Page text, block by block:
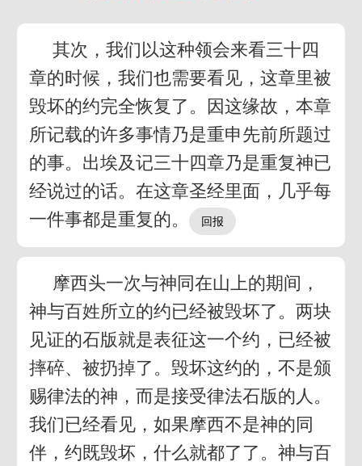
其次，我们以这种领会来看三十四
章的时候，我们也需要看见，这章里被
毁坏的约完全恢复了。因这缘故，本章
所记载的许多事情乃是重申先前所题过
的事。出埃及记三十四章乃是重复神已
经说过的话。在这章圣经里面，几乎每
一件事都是重复的。
摩西头一次与神同在山上的期间，
神与百姓所立的约已经被毁坏了。两块
见证的石版就是表征这一个约，已经被
摔碎、被扔掉了。毁坏这约的，不是颁
赐律法的神，而是接受律法石版的人。
我们已经看见，如果摩西不是神的同
伴，约既毁坏，什么就都了了。神与百